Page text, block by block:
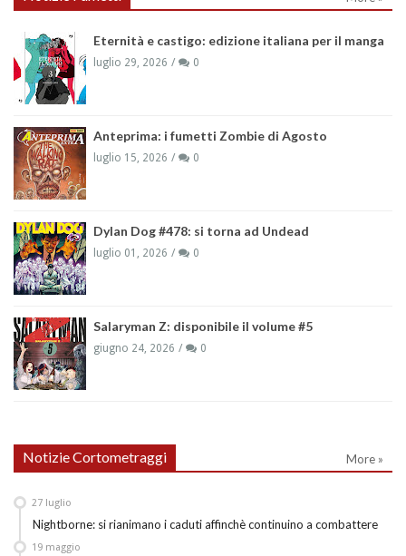
Eternità e castigo: edizione italiana per il manga
luglio 29, 2026 0
Anteprima: i fumetti Zombie di Agosto
luglio 15, 2026 0
Dylan Dog #478: si torna ad Undead
luglio 01, 2026 0
Salaryman Z: disponibile il volume #5
giugno 24, 2026 0
Notizie Cortometraggi More »
Nightborne: si rianimano i caduti affinchè continuino a combattere
27 luglio
19 maggio